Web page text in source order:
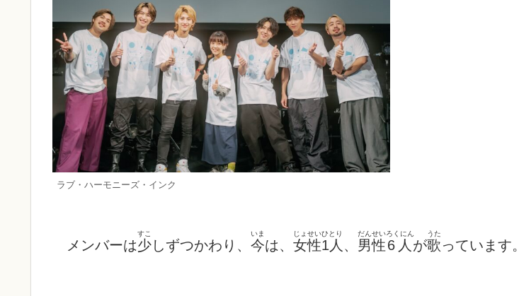
ラブ・ハーモニーズ・インク
メンバーは少
すこ
しずつかわり、 今
いま
は、 女性
じょせい
1人
ひとり
、 男性
だんせい
6人
ろくにん
が歌
うた
っています。